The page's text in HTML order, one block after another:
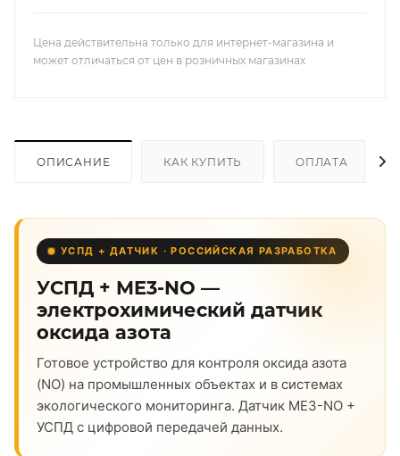
Цена действительна только для интернет-магазина и
может отличаться от цен в розничных магазинах
ОПИСАНИЕ КАК КУПИТЬ ОПЛАТА
УСПД + ДАТЧИК · РОССИЙСКАЯ РАЗРАБОТКА
УСПД + ME3-NO —
электрохимический датчик
оксида азота
Готовое устройство для контроля оксида азота
(NO) на промышленных объектах и в системах
экологического мониторинга. Датчик ME3-NO +
УСПД с цифровой передачей данных.